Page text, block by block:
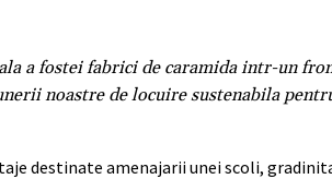
a fostei fabrici de caramida intr-un
noastre de locuire sustenabila
destinate amenajarii unei scoli,